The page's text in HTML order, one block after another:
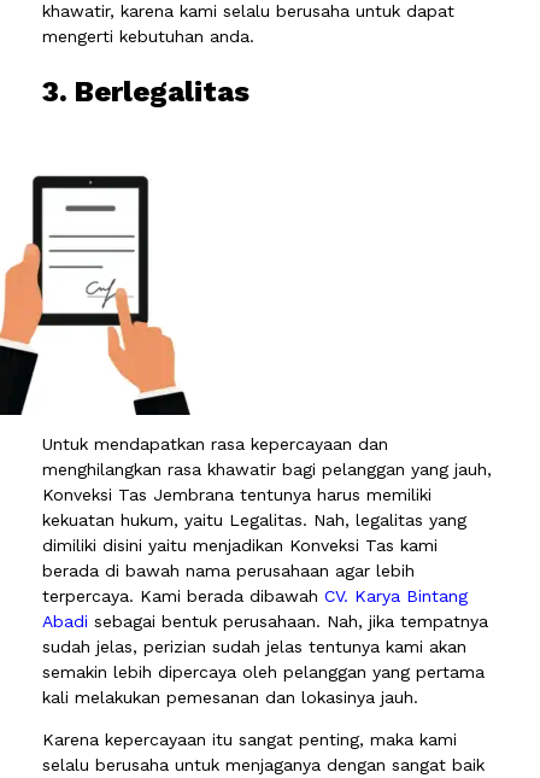
khawatir, karena kami selalu berusaha untuk dapat
mengerti kebutuhan anda.
3. Berlegalitas
Untuk mendapatkan rasa kepercayaan dan
menghilangkan rasa khawatir bagi pelanggan yang jauh,
Konveksi Tas Jembrana tentunya harus memiliki
kekuatan hukum, yaitu Legalitas. Nah, legalitas yang
dimiliki disini yaitu menjadikan Konveksi Tas kami
berada di bawah nama perusahaan agar lebih
terpercaya. Kami berada dibawah CV. Karya Bintang
Abadi sebagai bentuk perusahaan. Nah, jika tempatnya
sudah jelas, perizian sudah jelas tentunya kami akan
semakin lebih dipercaya oleh pelanggan yang pertama
kali melakukan pemesanan dan lokasinya jauh.
Karena kepercayaan itu sangat penting, maka kami
selalu berusaha untuk menjaganya dengan sangat baik